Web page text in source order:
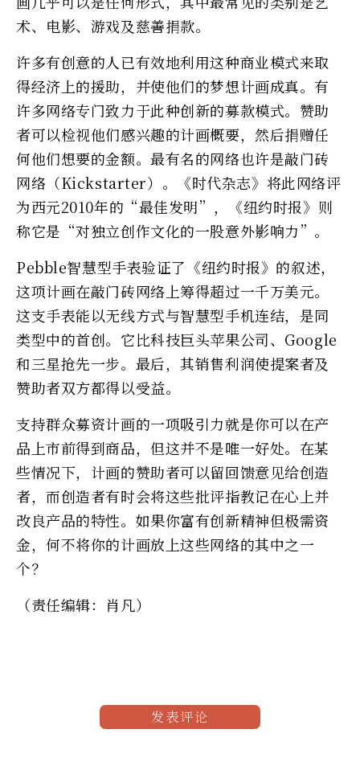
术、电影、游戏及慈善捐款。
许多有创意的人已有效地利用这种商业模式来取
得经济上的援助，并使他们的梦想计画成真。有
许多网络专门致力于此种创新的募款模式。赞助
者可以检视他们感兴趣的计画概要，然后捐赠任
何他们想要的金额。最有名的网络也许是敲门砖
网络（Kickstarter）。《时代杂志》将此网络评
为西元2010年的“最佳发明”，《纽约时报》则
称它是“对独立创作文化的一股意外影响力”。
Pebble智慧型手表验证了《纽约时报》的叙述，
这项计画在敲门砖网络上筹得超过一千万美元。
这支手表能以无线方式与智慧型手机连结，是同
类型中的首创。它比科技巨头苹果公司、Google
和三星抢先一步。最后，其销售利润使提案者及
赞助者双方都得以受益。
支持群众募资计画的一项吸引力就是你可以在产
品上市前得到商品，但这并不是唯一好处。在某
些情况下，计画的赞助者可以留回馈意见给创造
者，而创造者有时会将这些批评指教记在心上并
改良产品的特性。如果你富有创新精神但极需资
金，何不将你的计画放上这些网络的其中之一
个？
（责任编辑：肖凡）
发表评论